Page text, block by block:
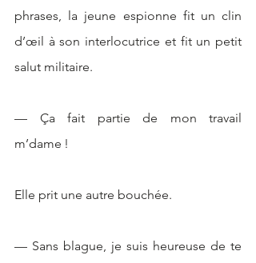
phrases, la jeune espionne fit un clin
d’œil à son interlocutrice et fit un petit
salut militaire.
— Ça fait partie de mon travail
m’dame !
Elle prit une autre bouchée.
— Sans blague, je suis heureuse de te